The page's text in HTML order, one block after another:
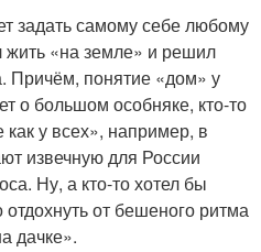
задать самому себе любому
жить «на земле» и решил
Причём, понятие «дом» у
о большом особняке, кто-то
как у всех», например, в
извечную для России
Ну, а кто-то хотел бы
от бешеного ритма
дачке».